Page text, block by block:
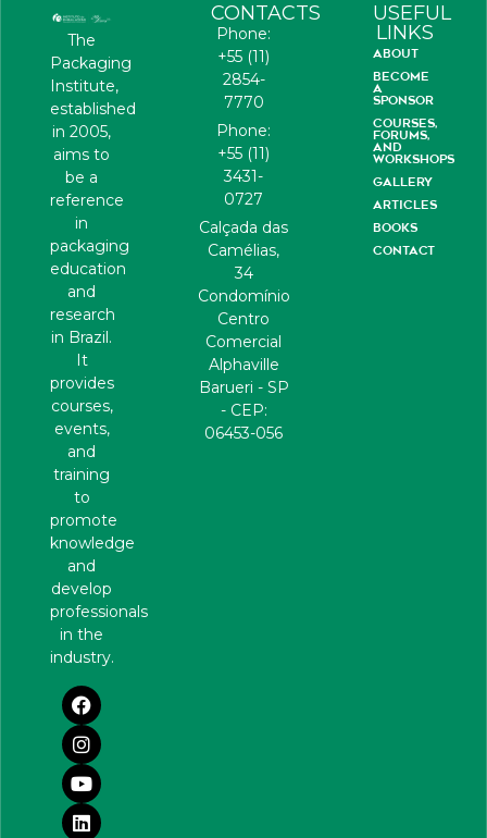
The
Packaging
Institute,
established
in 2005,
aims to
be a
reference
in
packaging
education
and
research
in Brazil.
It
provides
courses,
events,
and
training
to
promote
knowledge
and
develop
professionals
in the
industry.
CONTACTS
Phone:
+55 (11)
2854-
7770
Phone:
+55 (11)
3431-
0727
Calçada das
Camélias,
34
Condomínio
Centro
Comercial
Alphaville
Barueri - SP
- CEP:
06453-056
USEFUL
LINKS
ABOUT
BECOME
A
SPONSOR
COURSES,
FORUMS,
AND
WORKSHOPS
GALLERY
ARTICLES
BOOKS
CONTACT